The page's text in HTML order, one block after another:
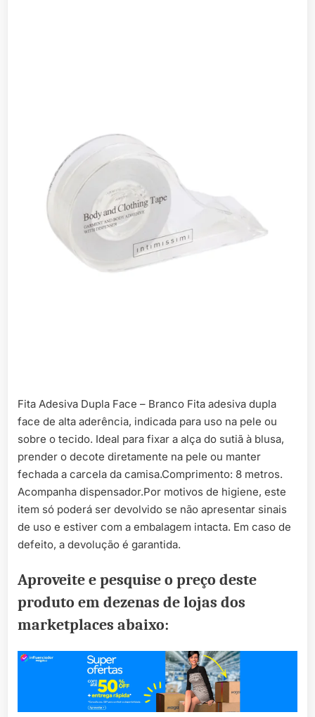
Fita Adesiva Dupla Face – Branco Fita adesiva dupla
face de alta aderência, indicada para uso na pele ou
sobre o tecido. Ideal para fixar a alça do sutiã à blusa,
prender o decote diretamente na pele ou manter
fechada a carcela da camisa.Comprimento: 8 metros.
Acompanha dispensador.Por motivos de higiene, este
item só poderá ser devolvido se não apresentar sinais
de uso e estiver com a embalagem intacta. Em caso de
defeito, a devolução é garantida.
Aproveite e pesquise o preço deste
produto em dezenas de lojas dos
marketplaces abaixo: